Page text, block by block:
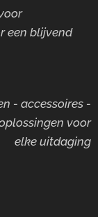
een blijvend
- accessoires -
voor
elke uitdaging